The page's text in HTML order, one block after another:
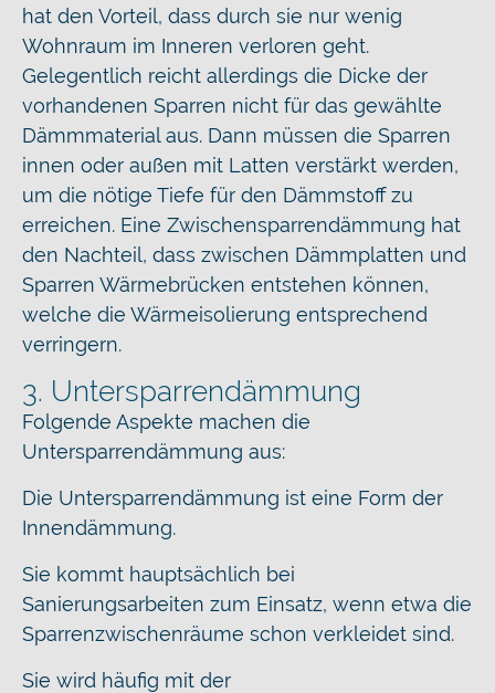
hat den Vorteil, dass durch sie nur wenig
Wohnraum im Inneren verloren geht.
Gelegentlich reicht allerdings die Dicke der
vorhandenen Sparren nicht für das gewählte
Dämmmaterial aus. Dann müssen die Sparren
innen oder außen mit Latten verstärkt werden,
um die nötige Tiefe für den Dämmstoff zu
erreichen. Eine Zwischensparrendämmung hat
den Nachteil, dass zwischen Dämmplatten und
Sparren Wärmebrücken entstehen können,
welche die Wärmeisolierung entsprechend
verringern.
3. Untersparrendämmung
Folgende Aspekte machen die
Untersparrendämmung aus:
Die Untersparrendämmung ist eine Form der
Innendämmung.
Sie kommt hauptsächlich bei
Sanierungsarbeiten zum Einsatz, wenn etwa die
Sparrenzwischenräume schon verkleidet sind.
Sie wird häufig mit der